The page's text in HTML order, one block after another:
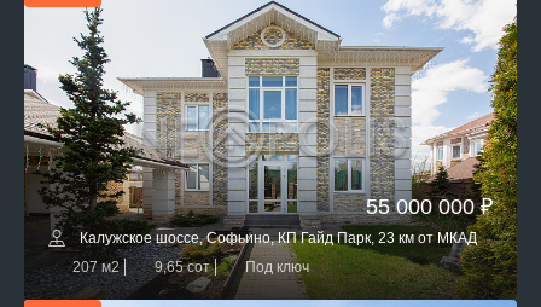
55 000 000 ₽
Калужское шоссе, Софьино, КП Гайд Парк, 23 км от МКАД
207 м2
9,65 сот Под ключ